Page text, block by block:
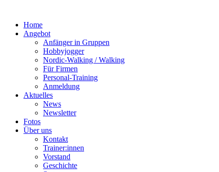
Home
Angebot
Anfänger in Gruppen
Hobbyjogger
Nordic-Walking / Walking
Für Firmen
Personal-Training
Anmeldung
Aktuelles
News
Newsletter
Fotos
Über uns
Kontakt
Trainer:innen
Vorstand
Geschichte